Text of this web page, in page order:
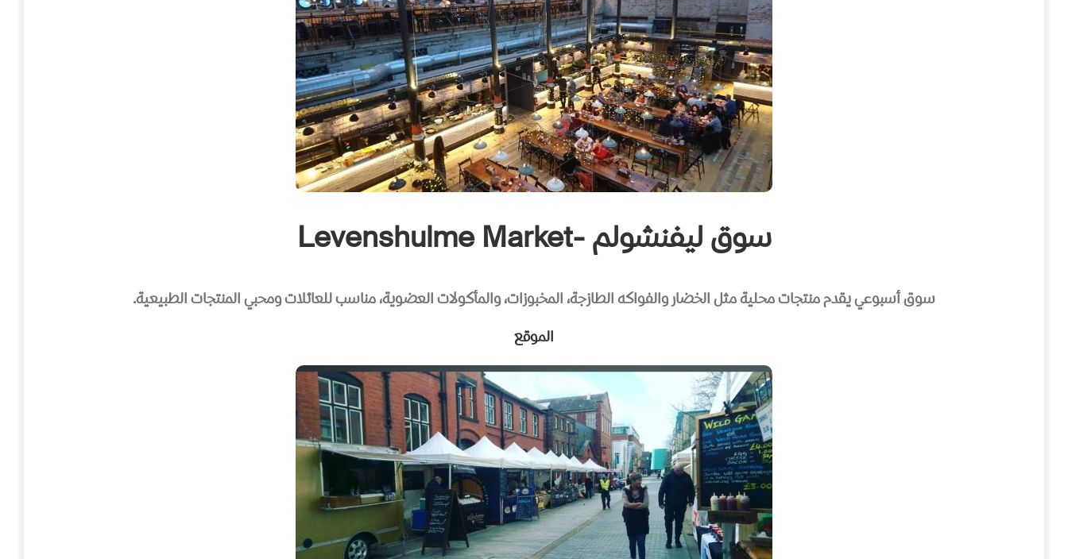
سوق ليفنشولم -Levenshulme Market
سوق أسبوعي يقدم منتجات محلية مثل الخضار والفواكه الطازجة، المخبوزات، والمأكولات العضوية، مناسب للعائلات ومحبي المنتجات الطبيعية.
الموقع